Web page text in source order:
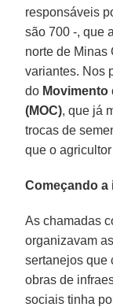
responsáveis
são 700 -, que
norte de Minas
variantes. Nos
do
(MOC), que já
trocas de
que o
Começando a
As chamadas
organizavam
sertanejos que
obras de
sociais tinha